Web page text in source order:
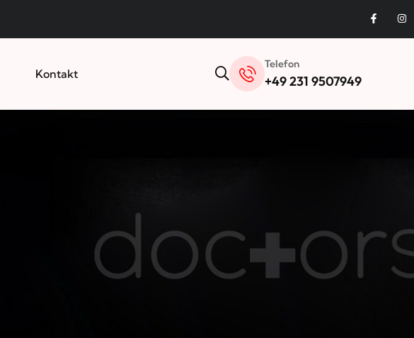
Kontakt
Telefon
+49 231 9507949